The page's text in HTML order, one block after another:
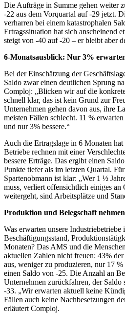
Die Aufträge in Summe gehen weiter
-22 aus dem Vorquartal auf -29 jetzt.
verharren bei einem katastrophalen
Ertragssituation hat sich anscheinend
steigt von -40 auf -20 – er bleibt aber
6-Monatsausblick: Nur 3%
Bei der Einschätzung der
Saldo zwar einen deutlichen Sprung
Comploj: „Blicken wir auf die
schnell klar, das ist kein Grund zur
Unternehmen gehen davon aus, ihre
meisten Fällen schlecht. 11 %
und nur 3% bessere.“
Auch die Ertragslage in 6 Monaten
Betriebe rechnen mit einer
bessere Erträge. Das ergibt einen
Punkte tiefer als im letzten Quartal.
Spartenobmann ist klar: „Wer 1 ½
muss, verliert offensichtlich einiges an
weitergeht, sind Arbeitsplätze und
Produktion und Belegschaft
Was erwarten unsere Industriebetriebe
Beschäftigungsstand,
Monaten? Das AMS und die
aktuellen Zahlen nicht freuen: 43%
aus, weniger zu produzieren, nur 17
einen Saldo von -25. Die Anzahl an
Unternehmen zurückfahren, der
-33. „Wir erwarten aktuell keine
Fällen auch keine Nachbesetzungen
erläutert Comploj.